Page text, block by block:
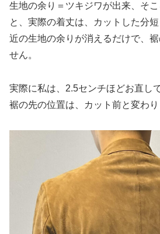
生地の余り＝ツキジワが出来、そ
と、実際の着丈は、カットした分
近の生地の余りが消えるだけで、
せん。
実際に私は、2.5センチほどお直し
裾の先の位置は、カット前と変わり